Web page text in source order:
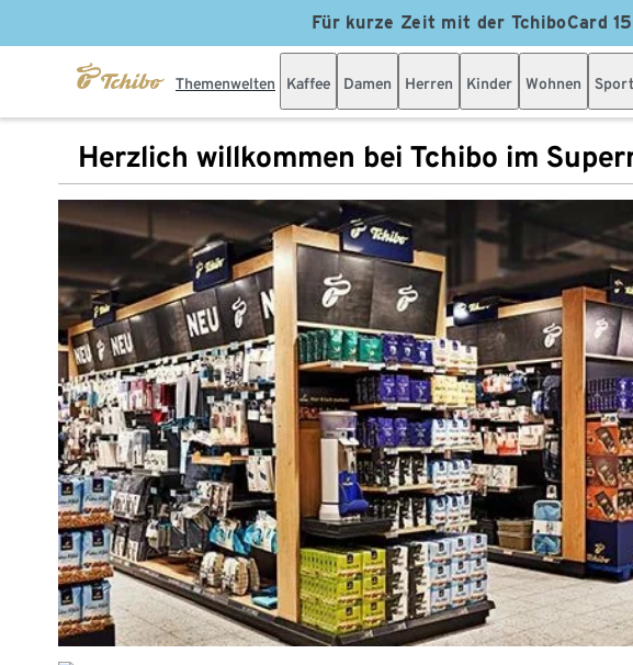
Für kurze Zeit mit der TchiboCard
Themenwelten Kaffee Damen Herren Kinder Wohnen Sport
Herzlich willkommen bei Tchibo im